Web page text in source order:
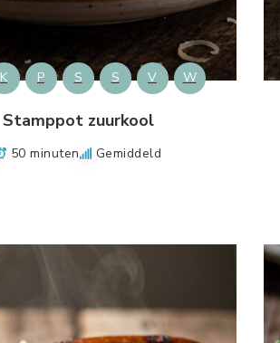
K P S S V W
Stamppot zuurkool
50 minuten Gemiddeld